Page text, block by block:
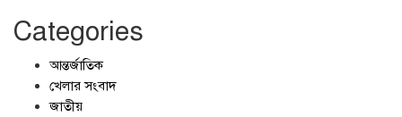
Categories
আন্তর্জাতিক
খেলার সংবাদ
জাতীয়